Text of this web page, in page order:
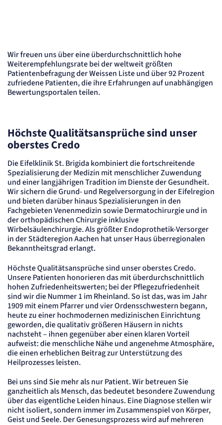
Wir freuen uns über eine überdurchschnittlich hohe
Weiterempfehlungsrate bei der weltweit größten
Patientenbefragung der Weissen Liste und über 92 Prozent
zufriedene Patienten, die ihre Erfahrungen auf unabhängigen
Bewertungsportalen teilen.
Höchste Qualitätsansprüche sind unser
oberstes Credo
Die Eifelklinik St. Brigida kombiniert die fortschreitende
Spezialisierung der Medizin mit menschlicher Zuwendung
und einer langjährigen Tradition im Dienste der Gesundheit.
Wir sichern die Grund- und Regelversorgung in der Eifelregion
und bieten darüber hinaus Spezialisierungen in den
Fachgebieten Venenmedizin sowie Dermatochirurgie und in
der orthopädischen Chirurgie inklusive
Wirbelsäulenchirurgie. Als größter Endoprothetik-Versorger
in der Städteregion Aachen hat unser Haus überregionalen
Bekanntheitsgrad erlangt.
Höchste Qualitätsansprüche sind unser oberstes Credo.
Unsere Patienten honorieren das mit überdurchschnittlich
hohen Zufriedenheitswerten; bei der Pflegezufriedenheit
sind wir die Nummer 1 im Rheinland. So ist das, was im Jahr
1909 mit einem Pfarrer und vier Ordensschwestern begann,
heute zu einer hochmodernen medizinischen Einrichtung
geworden, die qualitativ größeren Häusern in nichts
nachsteht – ihnen gegenüber aber einen klaren Vorteil
aufweist: die menschliche Nähe und angenehme Atmosphäre,
die einen erheblichen Beitrag zur Unterstützung des
Heilprozesses leisten.
Bei uns sind Sie mehr als nur Patient. Wir betreuen Sie
ganzheitlich als Mensch, das bedeutet besondere Zuwendung
über das eigentliche Leiden hinaus. Eine Diagnose stellen wir
nicht isoliert, sondern immer im Zusammenspiel von Körper,
Geist und Seele. Der Genesungsprozess wird auf mehreren
fe_typo_user
Anbieter:
TYPO3
Zweck:
Sitzungs-Cookie
Name:
PHPSESSID
Anbieter:
Artemed SE
Zweck:
Behält die Zustände des Benutzers bei allen Seitenanfragen bei.
Cookie Laufzeit:
Session
Einverständnis-Cookie
Name:
cookie_consent
Anbieter:
Artemed SE
Zweck:
Speichert den Zustimmungsstatus des Benutzers für Cookies auf der aktuellen
Domäne.
Cookie Laufzeit:
1 Jahr
STATISTIK
Statistik Cookies erfassen Informationen
anonym. Diese Informationen helfen uns
zu verstehen, wie unsere Besucher unsere
Website nutzen.